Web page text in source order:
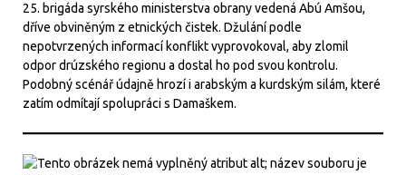
25. brigáda syrského ministerstva obrany vedená Abú Amšou,
dříve obviněným z etnických čistek. Džulání podle
nepotvrzených informací konflikt vyprovokoval, aby zlomil
odpor drúzského regionu a dostal ho pod svou kontrolu.
Podobný scénář údajně hrozí i arabským a kurdským silám, které
zatím odmítají spolupráci s Damaškem.